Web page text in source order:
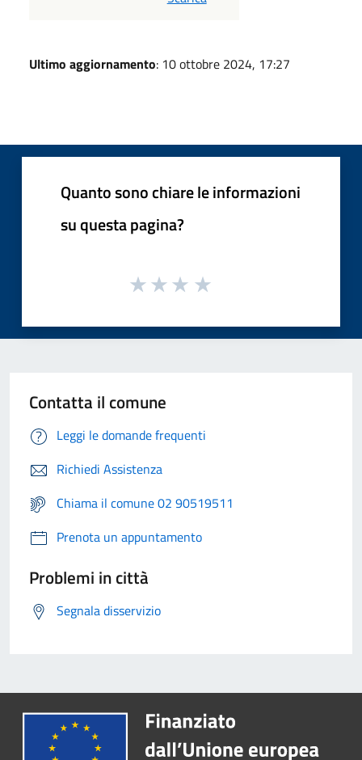
Ultimo aggiornamento: 10 ottobre 2024, 17:27
Quanto sono chiare le informazioni
su questa pagina?
Contatta il comune
Leggi le domande frequenti
Richiedi Assistenza
Chiama il comune 02 90519511
Prenota un appuntamento
Problemi in città
Segnala disservizio